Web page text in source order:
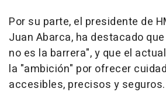
Por su parte, el presidente de
Juan Abarca, ha destacado
no es la barrera", y que el
la "ambición" por ofrecer
accesibles, precisos y seguros.